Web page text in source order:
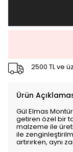
2500 TL ve
Ürün
Gül Elmas
getiren özel bir
malzeme ile
ile
artırırken, aynı